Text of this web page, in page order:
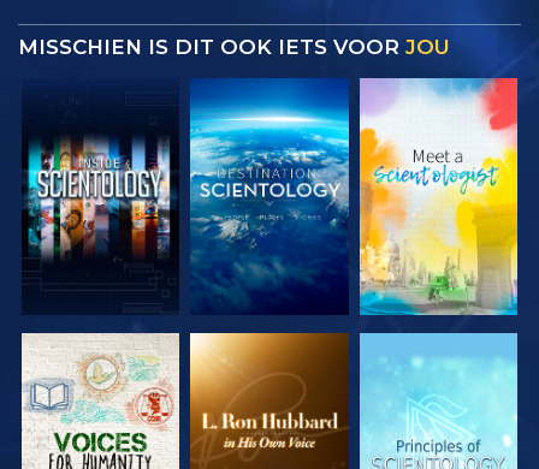
MISSCHIEN IS DIT OOK IETS VOOR JOU
VERKEN DE
SERIE
VERKEN DE
SERIE
VERKEN DE
SERIE